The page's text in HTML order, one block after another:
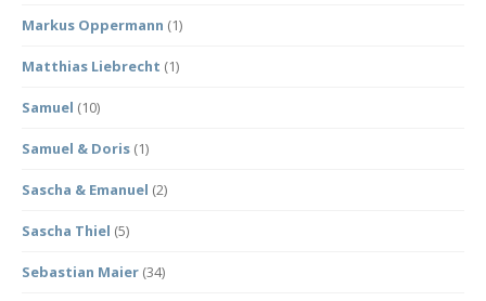
Markus Oppermann (1)
Matthias Liebrecht (1)
Samuel (10)
Samuel & Doris (1)
Sascha & Emanuel (2)
Sascha Thiel (5)
Sebastian Maier (34)